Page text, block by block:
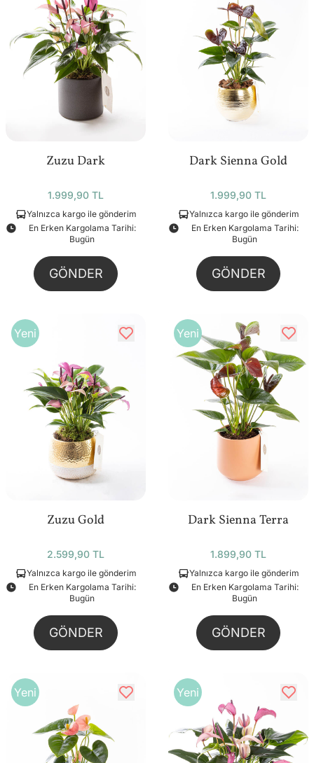
Zuzu Dark
1.999,90 TL
Yalnızca kargo ile gönderim
En Erken Kargolama Tarihi:
Bugün
GÖNDER
Dark Sienna Gold
1.999,90 TL
Yalnızca kargo ile gönderim
En Erken Kargolama Tarihi:
Bugün
GÖNDER
Yeni
Zuzu Gold
2.599,90 TL
Yalnızca kargo ile gönderim
En Erken Kargolama Tarihi:
Bugün
GÖNDER
Yeni
Dark Sienna Terra
1.899,90 TL
Yalnızca kargo ile gönderim
En Erken Kargolama Tarihi:
Bugün
GÖNDER
Yeni Yeni